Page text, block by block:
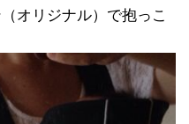
オリジナル）で抱っこ